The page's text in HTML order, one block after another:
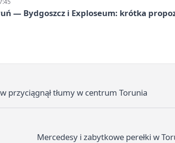
— Bydgoszcz i Exploseum: krótka
przyciągnął tłumy w centrum Torunia
Mercedesy i zabytkowe perełki w